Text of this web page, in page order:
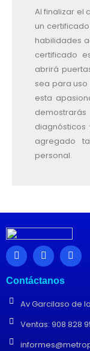
Al finalizar el
un
habilidades
certificado
abrirá
sea para
esta
diagnósticos
agregado
personal.
Contáctanos
Av Garcilaso de
Ventas: 908 828